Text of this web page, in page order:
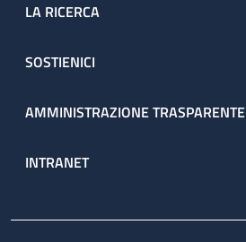
LA RICERCA
SOSTIENICI
AMMINISTRAZIONE TRASPARENTE
INTRANET